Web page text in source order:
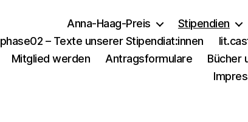
Anna-Haag-Preis
Stipendien
phase02 – Texte unserer Stipendiat:innen
Mitglied werden
Antragsformulare
Bücher